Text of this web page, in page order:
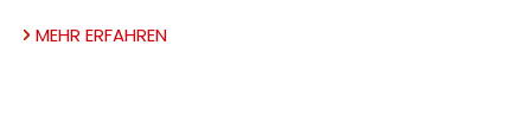
MEHR ERFAHREN